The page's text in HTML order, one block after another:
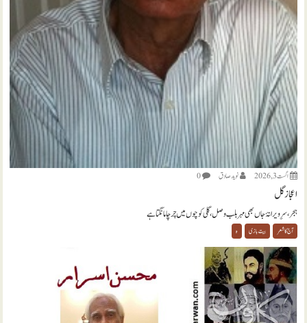
اگست 3, 2026 نويد صادق 0
اعجاز گل
ہجر، سرِ ویرانۂ جاں بھی مہر بلب وصل، گلی کوچوں میں چرچا مانگتا ہے
آج کا شعر بیت بازی ہ